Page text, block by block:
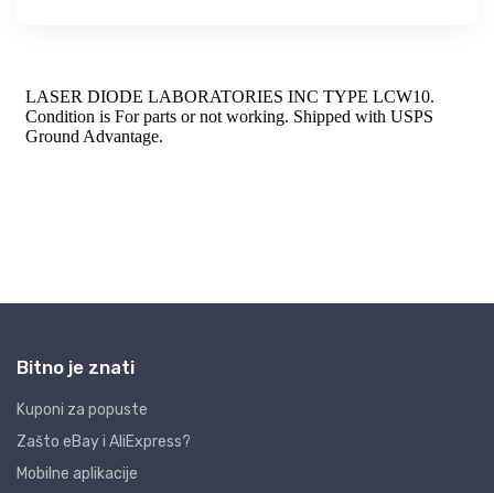
Bitno je znati
Kuponi za popuste
Zašto eBay i AliExpress?
Mobilne aplikacije